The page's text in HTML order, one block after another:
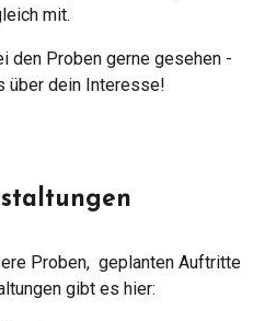
mit.
den Proben gerne gesehen -
über dein Interesse!
Proben, geplanten Auftritte
gibt es hier: